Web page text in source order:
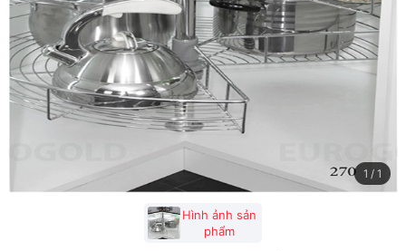
1 / 1
Hình ảnh sản
phẩm